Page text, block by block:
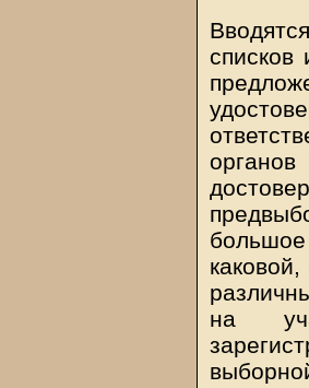
большое
на